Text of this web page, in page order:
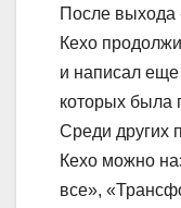
После
Кехо
и написал еще
которых была
Среди других
Кехо можно
все»,